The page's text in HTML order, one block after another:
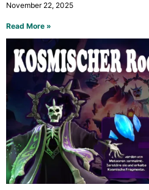
November 22, 2025
Read More »